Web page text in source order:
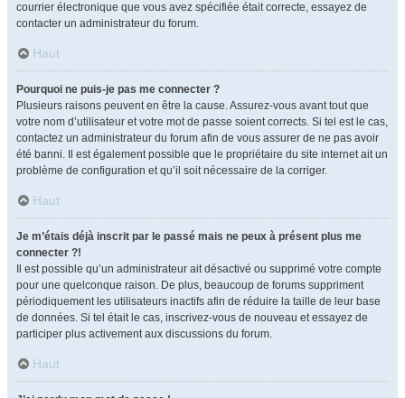
courrier électronique que vous avez spécifiée était correcte, essayez de
contacter un administrateur du forum.
Haut
Pourquoi ne puis-je pas me connecter ?
Plusieurs raisons peuvent en être la cause. Assurez-vous avant tout que
votre nom d’utilisateur et votre mot de passe soient corrects. Si tel est le cas,
contactez un administrateur du forum afin de vous assurer de ne pas avoir
été banni. Il est également possible que le propriétaire du site internet ait un
problème de configuration et qu’il soit nécessaire de la corriger.
Haut
Je m’étais déjà inscrit par le passé mais ne peux à présent plus me
connecter ?!
Il est possible qu’un administrateur ait désactivé ou supprimé votre compte
pour une quelconque raison. De plus, beaucoup de forums suppriment
périodiquement les utilisateurs inactifs afin de réduire la taille de leur base
de données. Si tel était le cas, inscrivez-vous de nouveau et essayez de
participer plus activement aux discussions du forum.
Haut